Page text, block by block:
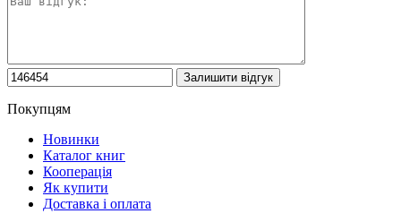
Покупцям
Новинки
Каталог книг
Кооперація
Як купити
Доставка і оплата